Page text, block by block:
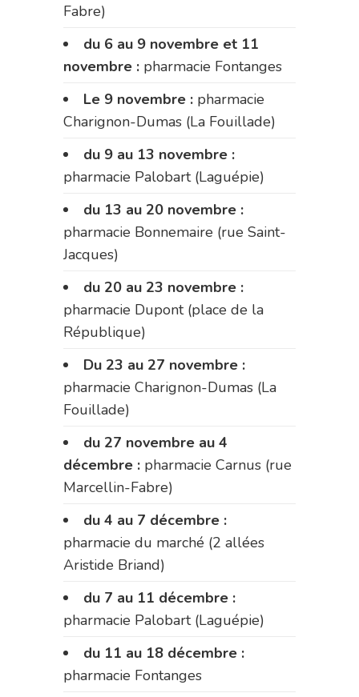
Fabre)
du 6 au 9 novembre et 11
novembre : pharmacie Fontanges
Le 9 novembre : pharmacie
Charignon-Dumas (La Fouillade)
du 9 au 13 novembre :
pharmacie Palobart (Laguépie)
du 13 au 20 novembre :
pharmacie Bonnemaire (rue Saint-
Jacques)
du 20 au 23 novembre :
pharmacie Dupont (place de la
République)
Du 23 au 27 novembre :
pharmacie Charignon-Dumas (La
Fouillade)
du 27 novembre au 4
décembre : pharmacie Carnus (rue
Marcellin-Fabre)
du 4 au 7 décembre :
pharmacie du marché (2 allées
Aristide Briand)
du 7 au 11 décembre :
pharmacie Palobart (Laguépie)
du 11 au 18 décembre :
pharmacie Fontanges